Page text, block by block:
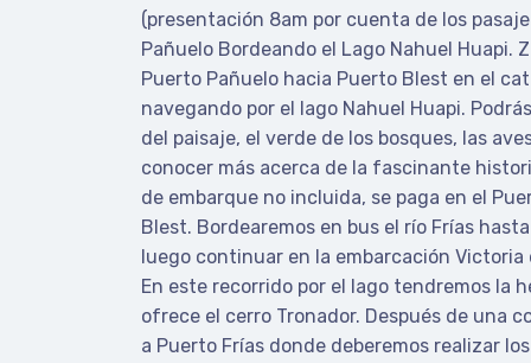
(presentación 8am por cuenta de los
Pañuelo Bordeando el Lago Nahuel Huapi.
Puerto Pañuelo hacia Puerto Blest en el
navegando por el lago Nahuel Huapi.
del paisaje, el verde de los bosques, las
conocer más acerca de la fascinante
de embarque no incluida, se paga en el
Blest. Bordearemos en bus el río Frías
luego continuar en la embarcación Victoria
En este recorrido por el lago tendremos la
ofrece el cerro Tronador. Después de una
a Puerto Frías donde deberemos realizar